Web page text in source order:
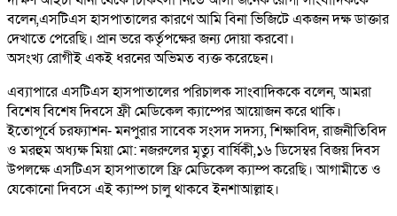
বলেন,এসটিএস হাসপাতালের কারণে আমি বিনা ভিজিটে একজন দক্ষ ডাক্তার
দেখাতে পেরেছি। প্রান ভরে কর্তৃপক্ষের জন্য দোয়া করবো।
অসংখ্য রোগীই একই ধরনের অভিমত ব্যক্ত করেছেন।
এব্যাপারে এসটিএস হাসপাতালের পরিচালক সাংবাদিককে বলেন, আমরা
বিশেষ বিশেষ দিবসে ফ্রী মেডিকেল ক্যাম্পের আয়োজন করে থাকি।
ইতোপূর্বে চরফ্যাশন- মনপুরার সাবেক সংসদ সদস্য, শিক্ষাবিদ, রাজনীতিবিদ
ও মরহুম অধ্যক্ষ মিয়া মো: নজরুলের মৃত্যু বার্ষিকী,১৬ ডিসেম্বর বিজয় দিবস
উপলক্ষে এসটিএস হাসপাতালে ফ্রি মেডিকেল ক্যাম্প করেছি। আগামীতে ও
যেকোনো দিবসে এই ক্যাম্প চালু থাকবে ইনশাআল্লাহ।